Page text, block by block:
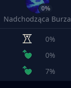
0%
Nadchodząca Burza
0%
0%
7%